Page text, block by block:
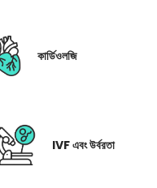
কার্ডিওলজি
IVF এবং উর্বরতা